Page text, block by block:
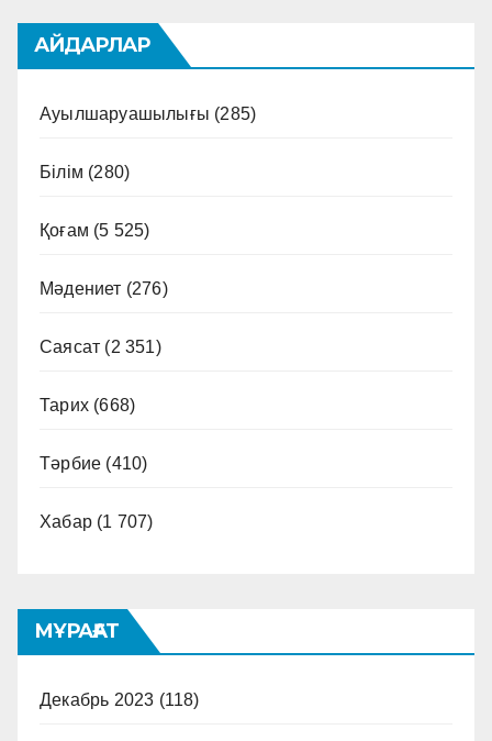
записям
АЙДАРЛАР
Ауылшаруашылығы (285)
Білім (280)
Қоғам (5 525)
Мәдениет (276)
Саясат (2 351)
Тарих (668)
Тәрбие (410)
Хабар (1 707)
МҰРАҒАТ
Декабрь 2023 (118)